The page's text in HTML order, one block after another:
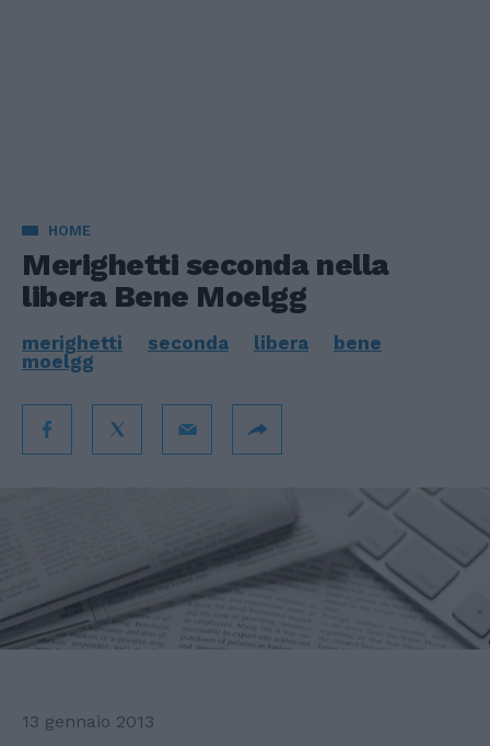
HOME
Merighetti seconda nella
libera Bene Moelgg
merighetti seconda libera
bene
moelgg
13 gennaio 2013